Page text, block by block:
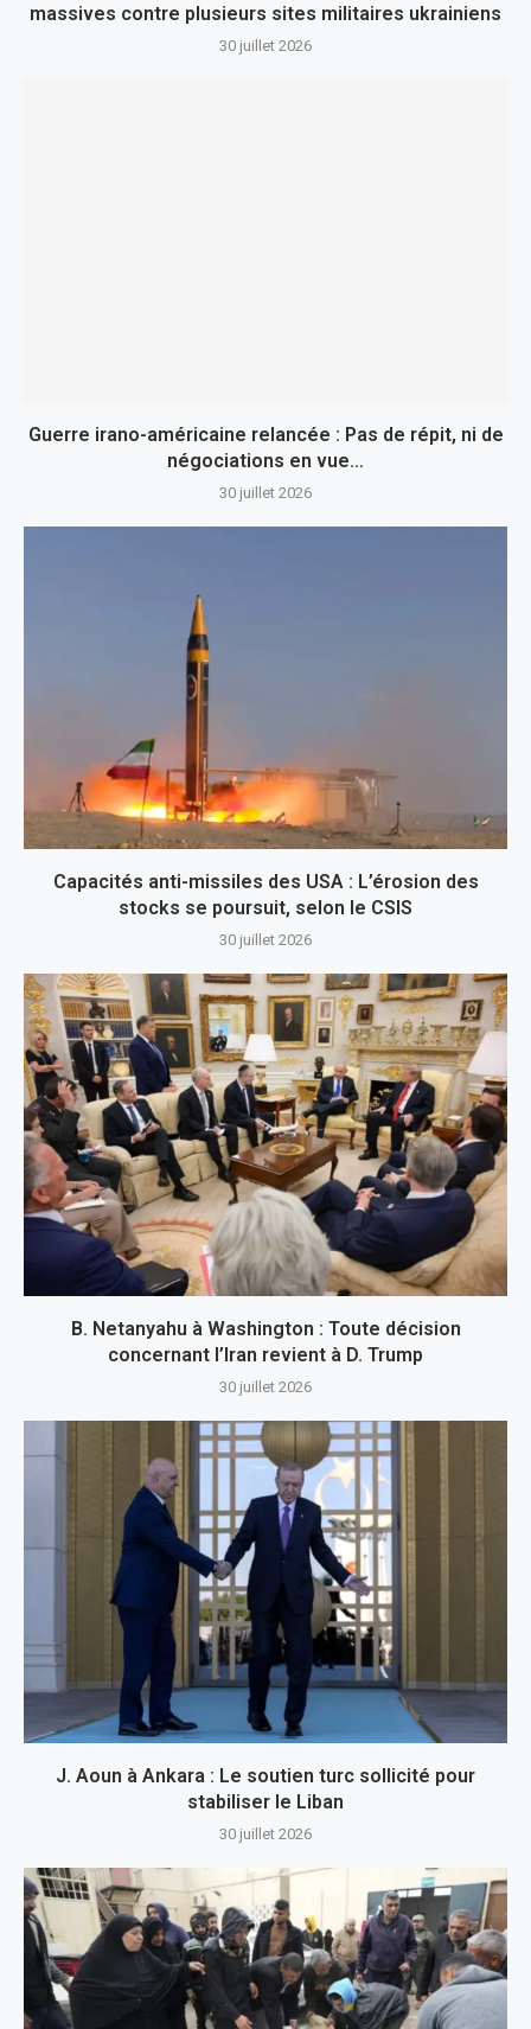
massives contre plusieurs sites militaires ukrainiens
30 juillet 2026
Guerre irano-américaine relancée : Pas de répit, ni de
négociations en vue…
30 juillet 2026
Capacités anti-missiles des USA : L’érosion des
stocks se poursuit, selon le CSIS
30 juillet 2026
B. Netanyahu à Washington : Toute décision
concernant l’Iran revient à D. Trump
30 juillet 2026
J. Aoun à Ankara : Le soutien turc sollicité pour
stabiliser le Liban
30 juillet 2026